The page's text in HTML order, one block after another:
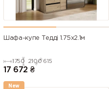
Шафа-купе Тедді 1.75х2.1м
1750 2100 615
17 672 ₴
New